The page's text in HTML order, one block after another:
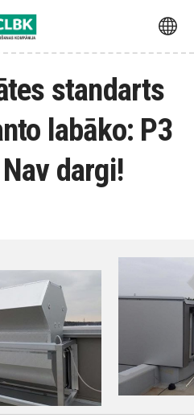
standarts
labāko: P3
dargi!